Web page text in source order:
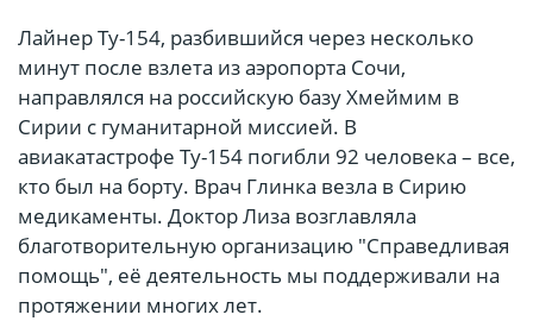
Лайнер Ту-154, разбившийся через несколько
минут после взлета из аэропорта Сочи,
направлялся на российскую базу Хмеймим в
Сирии с гуманитарной миссией. В
авиакатастрофе Ту-154 погибли 92 человека – все,
кто был на борту. Врач Глинка везла в Сирию
медикаменты. Доктор Лиза возглавляла
благотворительную организацию "Справедливая
помощь", её деятельность мы поддерживали на
протяжении многих лет.